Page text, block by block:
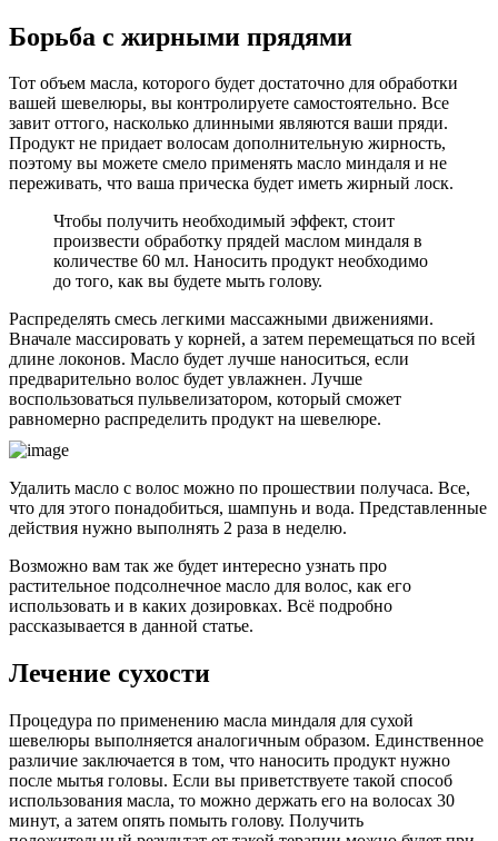
Борьба с жирными прядями
Тот объем масла, которого будет достаточно для обработки
вашей шевелюры, вы контролируете самостоятельно. Все
завит оттого, насколько длинными являются ваши пряди.
Продукт не придает волосам дополнительную жирность,
поэтому вы можете смело применять масло миндаля и не
переживать, что ваша прическа будет иметь жирный лоск.
Чтобы получить необходимый эффект, стоит
произвести обработку прядей маслом миндаля в
количестве 60 мл. Наносить продукт необходимо
до того, как вы будете мыть голову.
Распределять смесь легкими массажными движениями.
Вначале массировать у корней, а затем перемещаться по всей
длине локонов. Масло будет лучше наноситься, если
предварительно волос будет увлажнен. Лучше
воспользоваться пульвелизатором, который сможет
равномерно распределить продукт на шевелюре.
Удалить масло с волос можно по прошествии получаса. Все,
что для этого понадобиться, шампунь и вода. Представленные
действия нужно выполнять 2 раза в неделю.
Возможно вам так же будет интересно узнать про
растительное подсолнечное масло для волос, как его
использовать и в каких дозировках. Всё подробно
рассказывается в данной статье.
Лечение сухости
Процедура по применению масла миндаля для сухой
шевелюры выполняется аналогичным образом. Единственное
различие заключается в том, что наносить продукт нужно
после мытья головы. Если вы приветствуете такой способ
использования масла, то можно держать его на волосах 30
минут, а затем опять помыть голову. Получить